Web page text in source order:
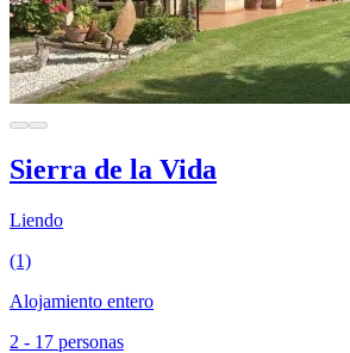
Sierra de la Vida
Liendo
(1)
Alojamiento entero
2 - 17 personas